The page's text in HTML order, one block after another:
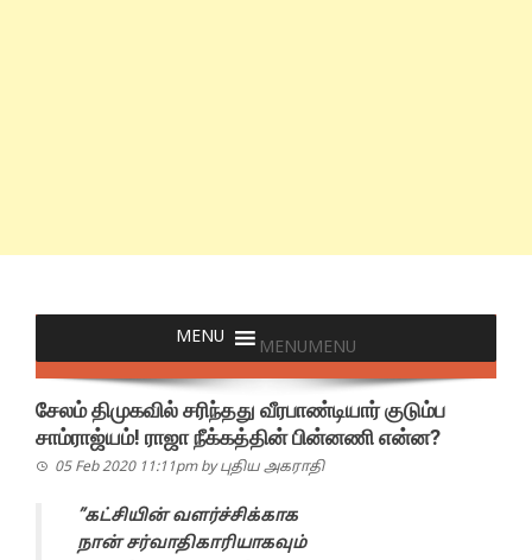
MENUMENU
சேலம் திமுகவில் சரிந்தது வீரபாண்டியார் குடும்ப
சாம்ராஜ்யம்! ராஜா நீக்கத்தின் பின்னணி என்ன?
05 Feb 2020 11:11pm byபுதிய அகராதி
”கட்சியின் வளர்ச்சிக்காக
நான் சர்வாதிகாரியாகவும்